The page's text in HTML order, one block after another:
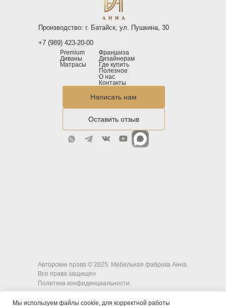
Мы используем файлы cookie, для корректной работы
Производство: г. Батайск, ул. Пушкина, 30
+7 (989) 423-20-00
Premium
Диваны
Матрасы
Франшиза
Дизайнерам
Где купить
Полезное
О нас
Контакты
Написать нам
Оставить отзыв
Авторские права © 2025. Мебельная фабрика Анна.
Все права защищен
Политика конфиденциальности.